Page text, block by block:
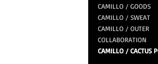
CAMILLO / GOODS
CAMILLO / SWEAT
CAMILLO / OUTER
COLLABORATION
CAMILLO / CACTUS